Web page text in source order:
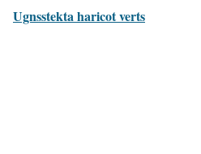
Ugnsstekta haricot verts